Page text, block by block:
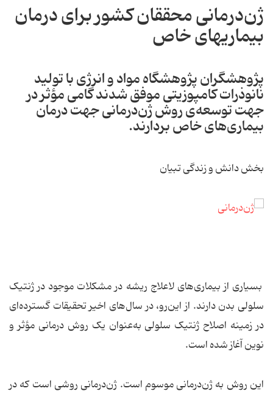
ژن‌درمانی محققان کشور برای درمان
بیماریهای خاص
پژوهشگران پژوهشگاه مواد و انرژی با تولید
نانوذرات کامپوزیتی موفق شدند گامی مؤثر در
جهت توسعه‌ی روش ژن‌درمانی جهت درمان
بیماری‌های خاص بردارند.
بخش دانش و زندگی تبیان
بسیاری از بیماری‌های لاعلاج ریشه در مشکلات موجود در ژنتیک
سلولی بدن دارند. از این‌رو، در سال‌های اخیر تحقیقات گسترده‌ای
در زمینه‌ اصلاح ژنتیک سلولی به‌عنوان یک روش درمانی مؤثر و
نوین آغاز شده است.
این روش به ژن‌درمانی موسوم است. ژن‌درمانی روشی است که در